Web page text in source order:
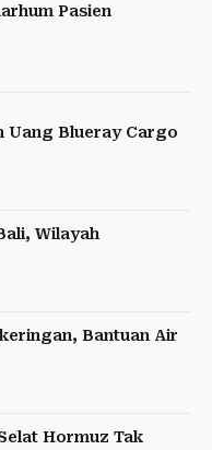
Pasien
Uang Blueray Cargo
Wilayah
Bantuan Air
Hormuz Tak